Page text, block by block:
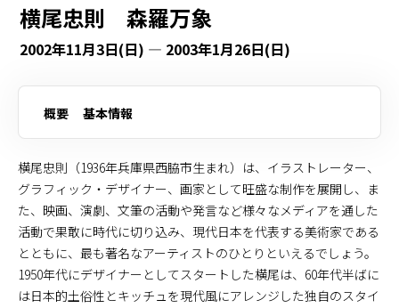
横尾忠則 森羅万象
2002年11月3日(日) — 2003年1月26日(日)
概要 基本情報
横尾忠則（1936年兵庫県西脇市生まれ）は、イラストレーター、
グラフィック・デザイナー、画家として旺盛な制作を展開し、ま
た、映画、演劇、文筆の活動や発言など様々なメディアを通した
活動で果敢に時代に切り込み、現代日本を代表する美術家である
とともに、最も著名なアーティストのひとりといえるでしょう。
1950年代にデザイナーとしてスタートした横尾は、60年代半ばに
は日本的土俗性とキッチュを現代風にアレンジした独自のスタイ